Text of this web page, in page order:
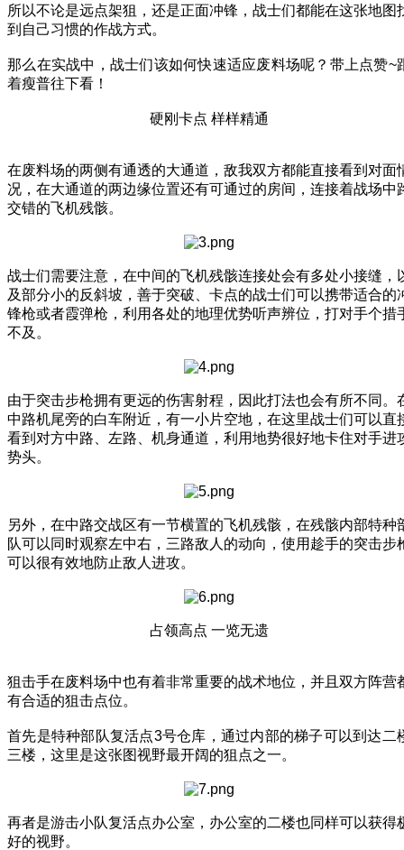
所以不论是远点架狙，还是正面冲锋，战士们都能在这张地图
到自己习惯的作战方式。
那么在实战中，战士们该如何快速适应废料场呢？带上点赞~
着瘦普往下看！
硬刚卡点 样样精通
在废料场的两侧有通透的大通道，敌我双方都能直接看到对面
况，在大通道的两边缘位置还有可通过的房间，连接着战场中
交错的飞机残骸。
战士们需要注意，在中间的飞机残骸连接处会有多处小接缝，
及部分小的反斜坡，善于突破、卡点的战士们可以携带适合的
锋枪或者霞弹枪，利用各处的地理优势听声辨位，打对手个措
不及。
由于突击步枪拥有更远的伤害射程，因此打法也会有所不同。
中路机尾旁的白车附近，有一小片空地，在这里战士们可以直
看到对方中路、左路、机身通道，利用地势很好地卡住对手进
势头。
另外，在中路交战区有一节横置的飞机残骸，在残骸内部特种
队可以同时观察左中右，三路敌人的动向，使用趁手的突击步
可以很有效地防止敌人进攻。
占领高点 一览无遗
狙击手在废料场中也有着非常重要的战术地位，并且双方阵营
有合适的狙击点位。
首先是特种部队复活点3号仓库，通过内部的梯子可以到达二
三楼，这里是这张图视野最开阔的狙点之一。
再者是游击小队复活点办公室，办公室的二楼也同样可以获得
好的视野。